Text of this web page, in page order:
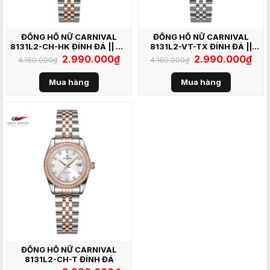
ĐỒNG HỒ NỮ CARNIVAL
8131L2-CH-HK ĐÍNH ĐÁ || XÀ
CỪ HỒNG
4.160.000₫ Giá
gốc
là:
4.160.000₫.
2.990.000₫Giá
hiện
Mua hàng
ĐỒNG HỒ NỮ CARNIVAL
8131L2-VT-TX ĐÍNH ĐÁ ||
XÁM
4.160.000₫ Giá
gốc
là:
4.160.000₫.
2.990.000₫Giá
hiện
Mua hàng
ĐỒNG HỒ NỮ CARNIVAL
8131L2-CH-T ĐÍNH ĐÁ